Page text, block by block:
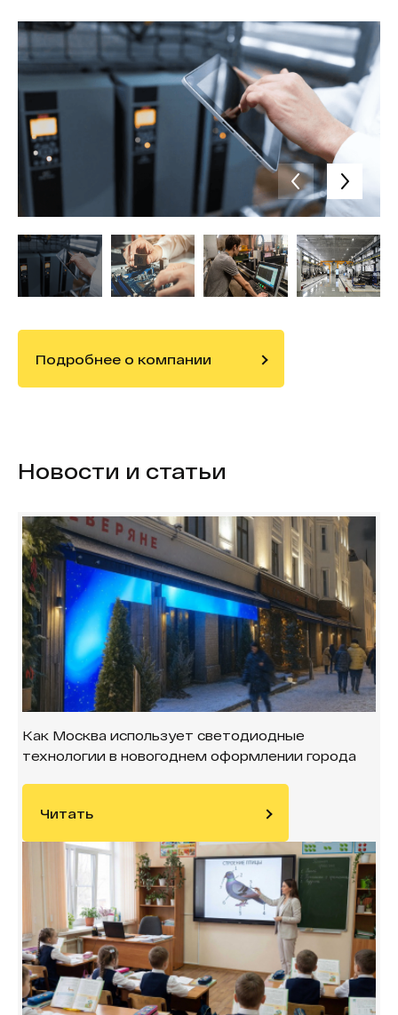
Подробнее о компании
Новости и статьи
Как Москва использует светодиодные
технологии в новогоднем оформлении города
Читать